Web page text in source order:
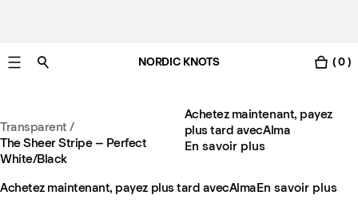
NORDIC KNOTS ( 0 )
Transparent /
The Sheer Stripe – Perfect
White/Black
Achetez maintenant, payez
plus tard avecAlma
En savoir plus
Achetez maintenant, payez plus tard avecAlmaEn savoir plus